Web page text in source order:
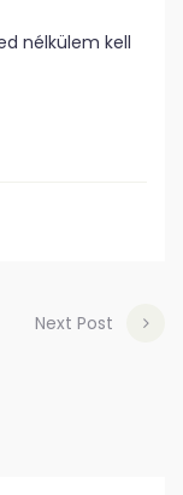
nélkülem kell
Next Post